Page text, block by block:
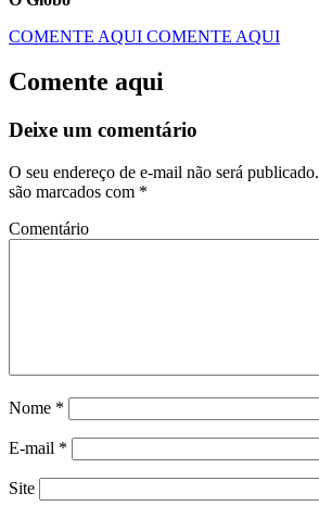
COMENTE AQUI COMENTE AQUI
Comente aqui
Deixe um comentário
O seu endereço de e-mail não será publicado.
são marcados com *
Comentário
Nome *
E-mail *
Site